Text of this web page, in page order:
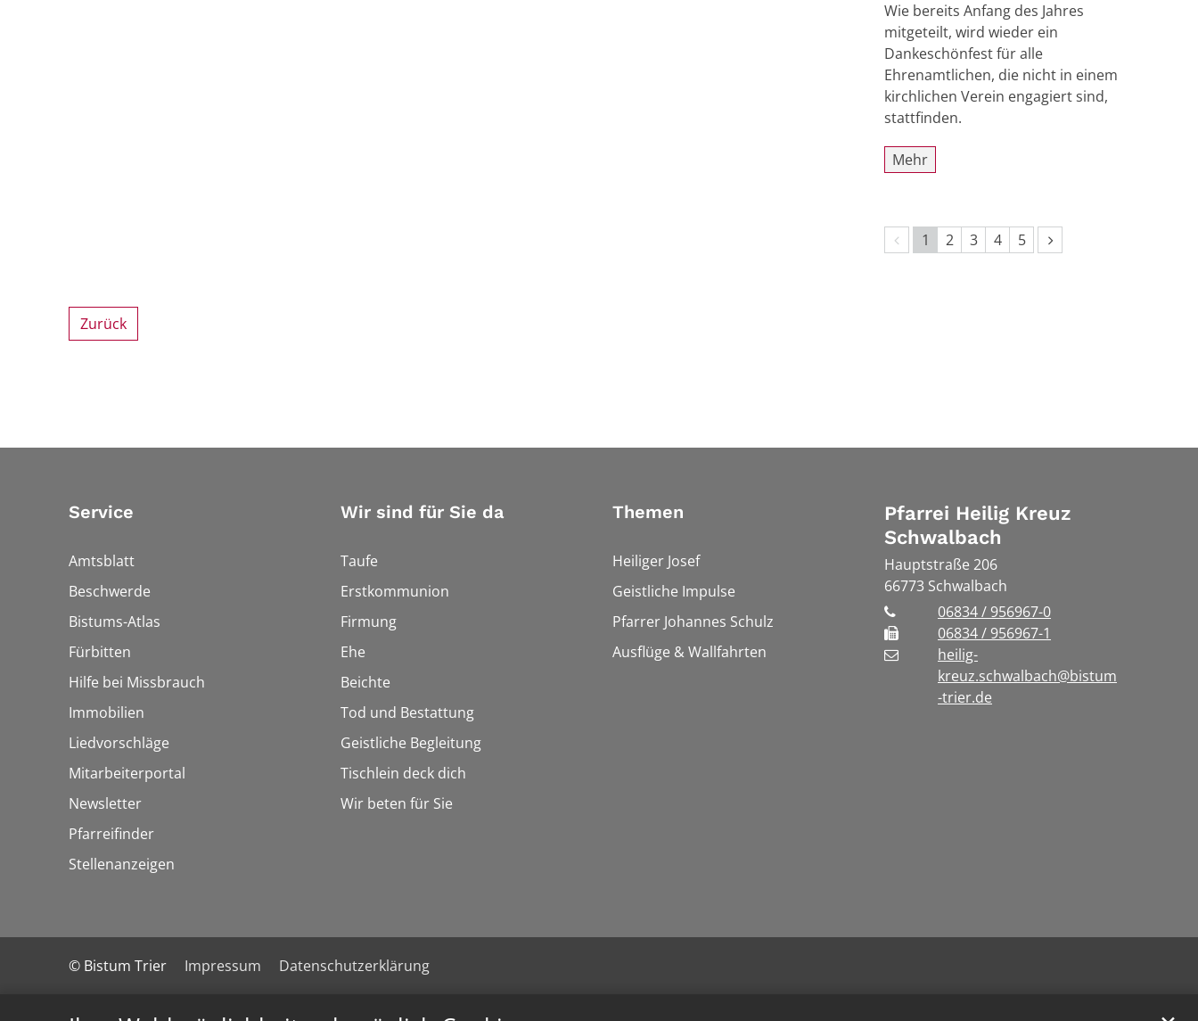
Wie bereits Anfang des Jahres
mitgeteilt, wird wieder ein
Dankeschönfest für alle
Ehrenamtlichen, die nicht in einem
kirchlichen Verein engagiert sind,
stattfinden.
Mehr
Vorherige Seite
1 2 3 4 5 Nächste Seite
Zurück
Service
Amtsblatt
Beschwerde
Bistums-Atlas
Fürbitten
Hilfe bei Missbrauch
Immobilien
Liedvorschläge
Mitarbeiterportal
Newsletter
Pfarreifinder
Stellenanzeigen
Wir sind für Sie da
Taufe
Erstkommunion
Firmung
Ehe
Beichte
Tod und Bestattung
Geistliche Begleitung
Tischlein deck dich
Wir beten für Sie
Themen
Heiliger Josef
Geistliche Impulse
Pfarrer Johannes Schulz
Ausflüge & Wallfahrten
Pfarrei Heilig Kreuz
Schwalbach
Hauptstraße 206
66773 Schwalbach
06834 / 956967-0
06834 / 956967-1
heilig-
kreuz.schwalbach@bistum
-trier.de
© Bistum Trier Impressum Datenschutzerklärung